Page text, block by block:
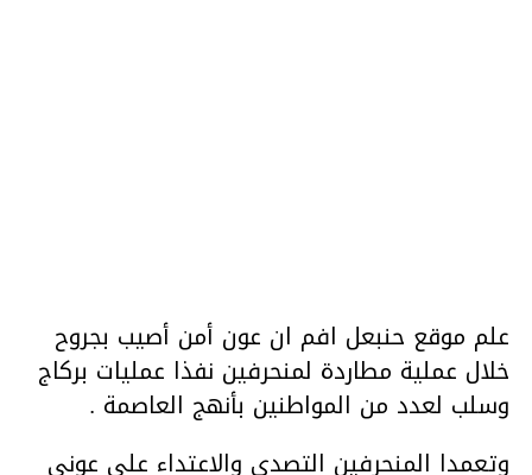
علم موقع حنبعل افم ان عون أمن أصيب بجروح
خلال عملية مطاردة لمنحرفين نفذا عمليات بركاج
وسلب لعدد من المواطنين بأنهج العاصمة .
وتعمدا المنحرفين التصدي والاعتداء على عوني